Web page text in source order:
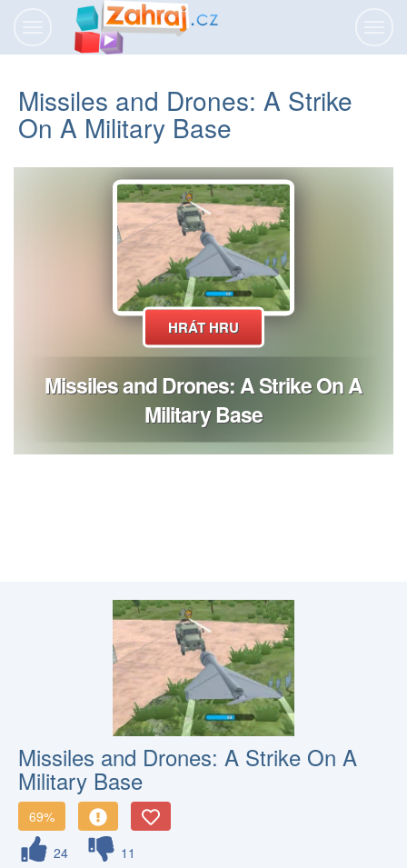
Missiles and Drones: A Strike
On A Military Base
Missiles and Drones: A Strike On A
Military Base
69%
24
11